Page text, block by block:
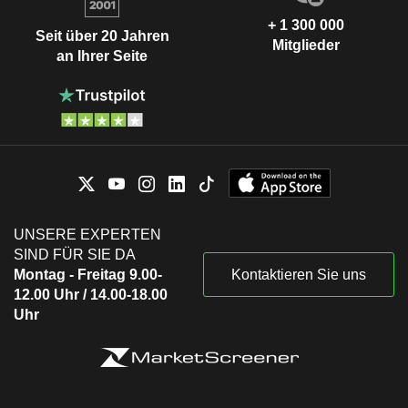
Seit über 20 Jahren
an Ihrer Seite
+ 1 300 000
Mitglieder
UNSERE EXPERTEN
SIND FÜR SIE DA
Montag - Freitag 9.00-
12.00 Uhr / 14.00-18.00
Uhr
Kontaktieren Sie uns